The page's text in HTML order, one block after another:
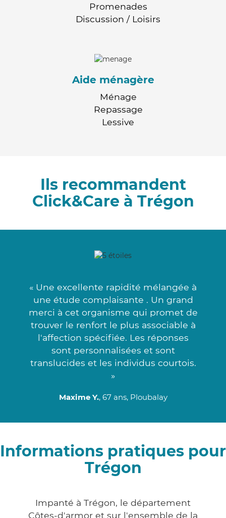
Promenades
Discussion / Loisirs
Aide ménagère
Ménage
Repassage
Lessive
Ils recommandent
Click&Care à Trégon
« Une excellente rapidité mélangée à
une étude complaisante . Un grand
merci à cet organisme qui promet de
trouver le renfort le plus associable à
l'affection spécifiée. Les réponses
sont personnalisées et sont
translucides et les individus courtois.
»
Maxime Y., 67 ans, Ploubalay
Informations pratiques pour
Trégon
Impanté à Trégon, le département
Côtes-d'armor et sur l'ensemble de la